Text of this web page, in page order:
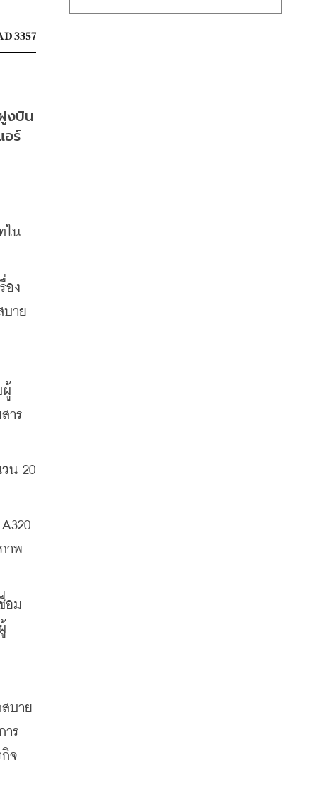
3357
งบิน
ร์
ใน
อง
บาย
ผู้
าร
น 20
าพ
อม
บาย
าร
จ